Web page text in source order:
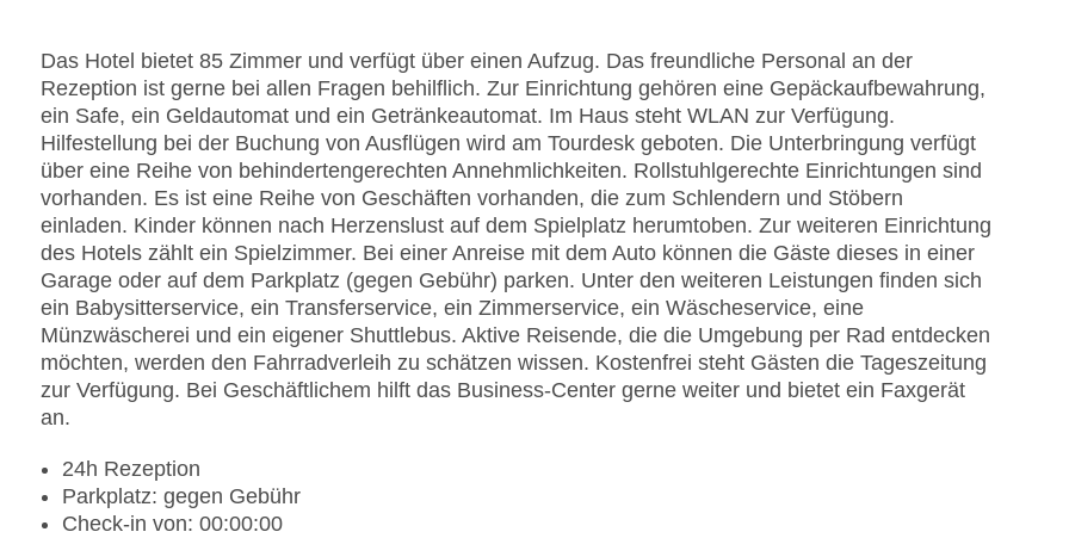
Das Hotel bietet 85 Zimmer und verfügt über einen Aufzug. Das freundliche Personal an der
Rezeption ist gerne bei allen Fragen behilflich. Zur Einrichtung gehören eine Gepäckaufbewahrung,
ein Safe, ein Geldautomat und ein Getränkeautomat. Im Haus steht WLAN zur Verfügung.
Hilfestellung bei der Buchung von Ausflügen wird am Tourdesk geboten. Die Unterbringung verfügt
über eine Reihe von behindertengerechten Annehmlichkeiten. Rollstuhlgerechte Einrichtungen sind
vorhanden. Es ist eine Reihe von Geschäften vorhanden, die zum Schlendern und Stöbern
einladen. Kinder können nach Herzenslust auf dem Spielplatz herumtoben. Zur weiteren Einrichtung
des Hotels zählt ein Spielzimmer. Bei einer Anreise mit dem Auto können die Gäste dieses in einer
Garage oder auf dem Parkplatz (gegen Gebühr) parken. Unter den weiteren Leistungen finden sich
ein Babysitterservice, ein Transferservice, ein Zimmerservice, ein Wäscheservice, eine
Münzwäscherei und ein eigener Shuttlebus. Aktive Reisende, die die Umgebung per Rad entdecken
möchten, werden den Fahrradverleih zu schätzen wissen. Kostenfrei steht Gästen die Tageszeitung
zur Verfügung. Bei Geschäftlichem hilft das Business-Center gerne weiter und bietet ein Faxgerät
an.
24h Rezeption
Parkplatz: gegen Gebühr
Check-in von: 00:00:00